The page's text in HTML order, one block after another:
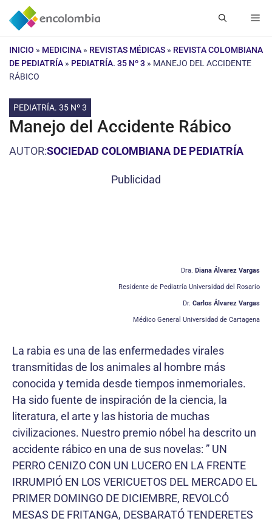
Saltar
INICIO » MEDICINA » REVISTAS MÉDICAS » REVISTA COLOMBIANA
DE PEDIATRÍA » PEDIATRÍA. 35 Nº 3 » MANEJO DEL ACCIDENTE
RÁBICO
PEDIATRÍA. 35 Nº 3
Manejo del Accidente Rábico
AUTOR:SOCIEDAD COLOMBIANA DE PEDIATRÍA
Publicidad
Dra. Diana Álvarez Vargas
Residente de Pediatría Universidad del Rosario
Dr. Carlos Álvarez Vargas
Médico General Universidad de Cartagena
La rabia es una de las enfermedades virales
transmitidas de los animales al hombre más
conocida y temida desde tiempos inmemoriales.
Ha sido fuente de inspiración de la ciencia, la
literatura, el arte y las historia de muchas
civilizaciones. Nuestro premio nóbel ha descrito un
accidente rábico en una de sus novelas: ” UN
PERRO CENIZO CON UN LUCERO EN LA FRENTE
IRRUMPIÓ EN LOS VERICUETOS DEL MERCADO EL
PRIMER DOMINGO DE DICIEMBRE, REVOLCÓ
MESAS DE FRITANGA, DESBARATÓ TENDERETES